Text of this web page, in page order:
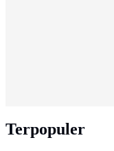
Terpopuler